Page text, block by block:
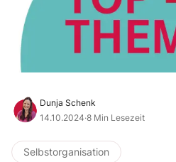
Dunja Schenk
14.10.2024·8 Min Lesezeit
Selbstorganisation